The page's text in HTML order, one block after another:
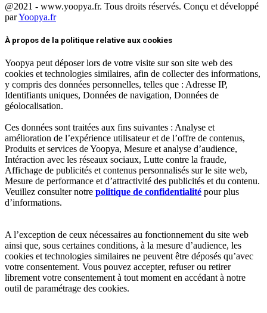
@2021 - www.yoopya.fr. Tous droits réservés. Conçu et développé
parYoopya.fr
À propos de la politique relative aux cookies
Yoopya peut déposer lors de votre visite sur son site web des
cookies et technologies similaires, afin de collecter des informations,
y compris des données personnelles, telles que : Adresse IP,
Identifiants uniques, Données de navigation, Données de
géolocalisation.
Ces données sont traitées aux fins suivantes : Analyse et
amélioration de l’expérience utilisateur et de l’offre de contenus,
Produits et services de Yoopya, Mesure et analyse d’audience,
Intéraction avec les réseaux sociaux, Lutte contre la fraude,
Affichage de publicités et contenus personnalisés sur le site web,
Mesure de performance et d’attractivité des publicités et du contenu.
Veuillez consulter notre politique de confidentialité pour plus
d’informations.
A l’exception de ceux nécessaires au fonctionnement du site web
ainsi que, sous certaines conditions, à la mesure d’audience, les
cookies et technologies similaires ne peuvent être déposés qu’avec
votre consentement. Vous pouvez accepter, refuser ou retirer
librement votre consentement à tout moment en accédant à notre
outil de paramétrage des cookies.